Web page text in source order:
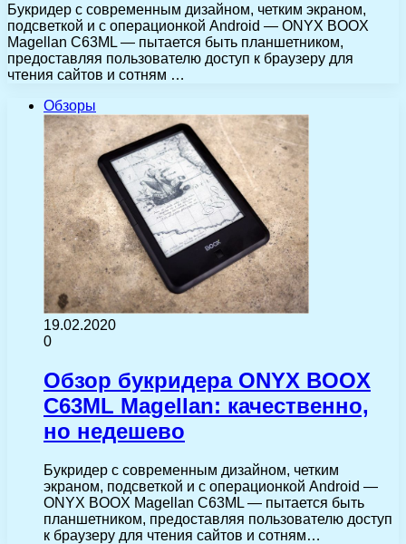
Букридер с современным дизайном, четким экраном,
подсветкой и с операционкой Android — ONYX BOOX
Magellan C63ML — пытается быть планшетником,
предоставляя пользователю доступ к браузеру для
чтения сайтов и сотням …
Обзоры
19.02.2020
0
Обзор букридера ONYX BOOX
C63ML Magellan: качественно,
но недешево
Букридер с современным дизайном, четким
экраном, подсветкой и с операционкой Android —
ONYX BOOX Magellan C63ML — пытается быть
планшетником, предоставляя пользователю доступ
к браузеру для чтения сайтов и сотням…